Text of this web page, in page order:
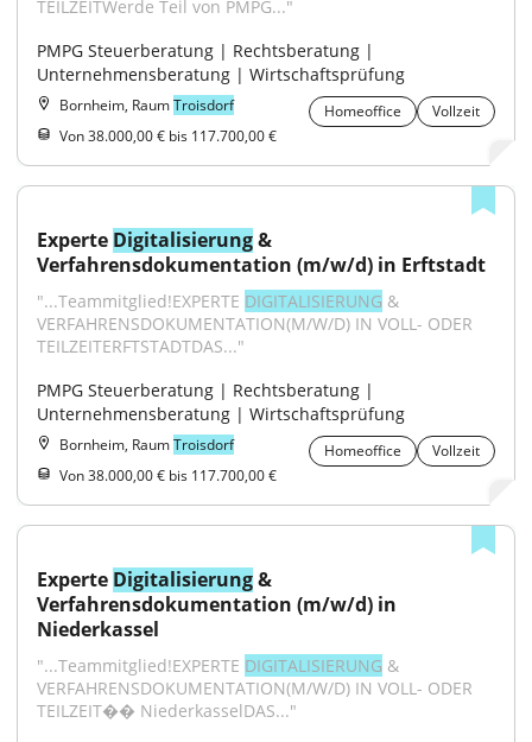
TEILZEITWerde Teil von PMPG..."
PMPG Steuerberatung | Rechtsberatung |
Unternehmensberatung | Wirtschaftsprüfung
Bornheim, RaumTroisdorf Homeoffice
Vollzeit
Von 38.000,00 € bis 117.700,00 €
Experte Digitalisierung &
Verfahrensdokumentation (m/w/d) in Erftstadt
"...Teammitglied!EXPERTE DIGITALISIERUNG &
VERFAHRENSDOKUMENTATION(M/W/D) IN VOLL- ODER
TEILZEITERFTSTADTDAS..."
PMPG Steuerberatung | Rechtsberatung |
Unternehmensberatung | Wirtschaftsprüfung
Bornheim, RaumTroisdorf Homeoffice
Vollzeit
Von 38.000,00 € bis 117.700,00 €
Experte Digitalisierung &
Verfahrensdokumentation (m/w/d) in
Niederkassel
"...Teammitglied!EXPERTE DIGITALISIERUNG &
VERFAHRENSDOKUMENTATION(M/W/D) IN VOLL- ODER
TEILZEIT�� NiederkasselDAS..."